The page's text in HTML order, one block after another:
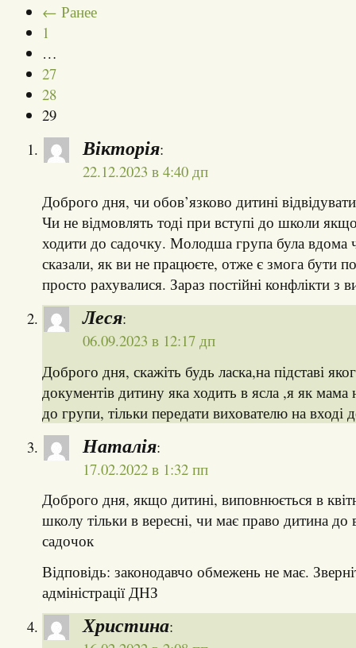
← Ранее
1
…
27
28
29
Вікторія:
22.12.2023 в 4:40 дп
Доброго дня, чи обов’язково дитині
Чи не відмовлять тоді при вступі до школи
ходити до садочку. Молодша група була вдома
сказали, як ви не працюєте, отже є змога бути
просто рахувалися. Зараз постійні конфлікти з
Леся:
06.09.2023 в 12:17 дп
Доброго дня, скажіть будь ласка,на підставі
документів дитину яка ходить в ясла ,я як
до групи, тільки передати вихователю на вході
Наталія:
17.02.2022 в 1:32 пп
Доброго дня, якщо дитині, виповнюється в
школу тільки в вересні, чи має право дитина до
садочок
Відповідь: законодавчо обмежень не має.
адміністрації ДНЗ
Христина: